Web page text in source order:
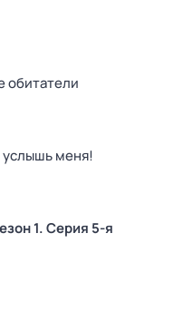
обитатели
меня!
1. Серия 5-я